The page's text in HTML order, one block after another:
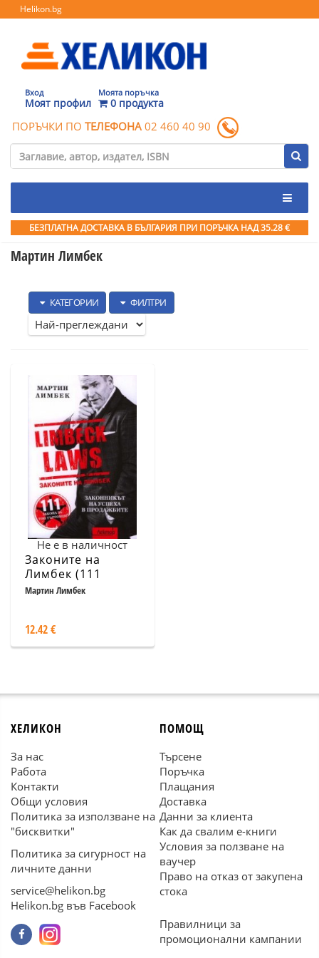
Helikon.bg
Вход
Моят профил
Моята поръчка
0 продукта
ПОРЪЧКИ ПО ТЕЛЕФОНА 02 460 40 90
БЕЗПЛАТНА ДОСТАВКА В БЪЛГАРИЯ ПРИ ПОРЪЧКА НАД 35.28 €
Мартин Лимбек
КАТЕГОРИИ ФИЛТРИ
Не е в наличност
Законите на
Лимбек (111
закона за топ
Мартин Лимбек
12.42 €
ХЕЛИКОН
За нас
Работа
Контакти
Общи условия
Политика за използване на
"бисквитки"
Политика за сигурност на
личните данни
service@helikon.bg
Helikon.bg във Facebook
ПОМОЩ
Търсене
Поръчка
Плащания
Доставка
Данни за клиента
Как да свалим е-книги
Условия за ползване на
ваучер
Право на отказ от закупена
стока
Правилници за
промоционални кампании